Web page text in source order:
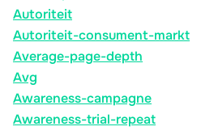
Autoriteit
Autoriteit-consument-markt
Average-page-depth
Avg
Awareness-campagne
Awareness-trial-repeat